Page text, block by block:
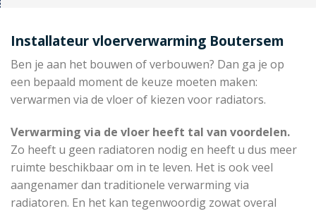
Installateur vloerverwarming Boutersem
Ben je aan het bouwen of verbouwen? Dan ga je op
een bepaald moment de keuze moeten maken:
verwarmen via de vloer of kiezen voor radiators.
Verwarming via de vloer heeft tal van voordelen.
Zo heeft u geen radiatoren nodig en heeft u dus meer
ruimte beschikbaar om in te leven. Het is ook veel
aangenamer dan traditionele verwarming via
radiatoren. En het kan tegenwoordig zowat overal